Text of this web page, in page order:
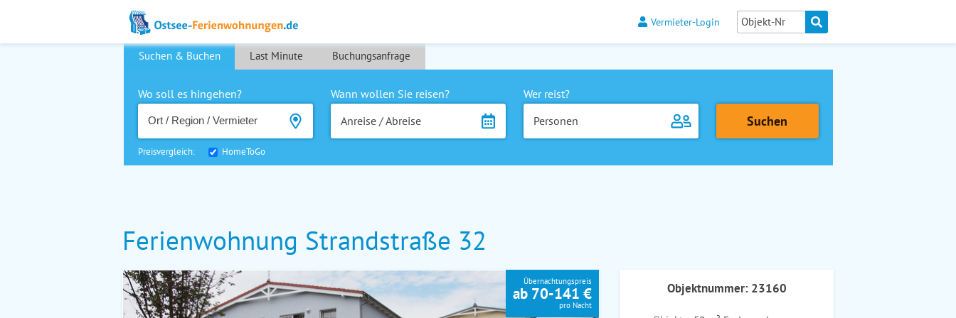
Vermieter-Login
Suchen & Buchen Last Minute Buchungsanfrage
Wo soll es hingehen?
Wann wollen Sie reisen?
Anreise / Abreise
Wer reist?
Personen
Preisvergleich: HomeToGo
Ferienwohnung Strandstraße 32
Übernachtungspreis
ab 70-141 €
pro Nacht
Objektnummer: 23160